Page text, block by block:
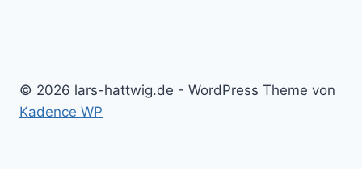
© 2026 lars-hattwig.de - WordPress Theme von
Kadence WP